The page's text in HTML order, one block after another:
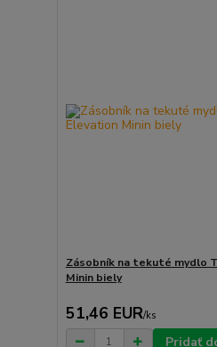
Zásobník na tekuté mydlo
Minin biely
51,46 EUR/ks
Pridať